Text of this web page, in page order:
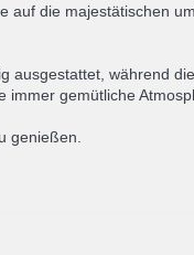
die majestätischen
während
gemütliche
genießen.